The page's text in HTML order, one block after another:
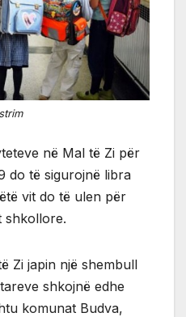
në Mal të Zi për
do të sigurojnë libra
vit do të ulen për
shkollore.
Zi japin një shembull
shkojnë edhe
komunat Budva,